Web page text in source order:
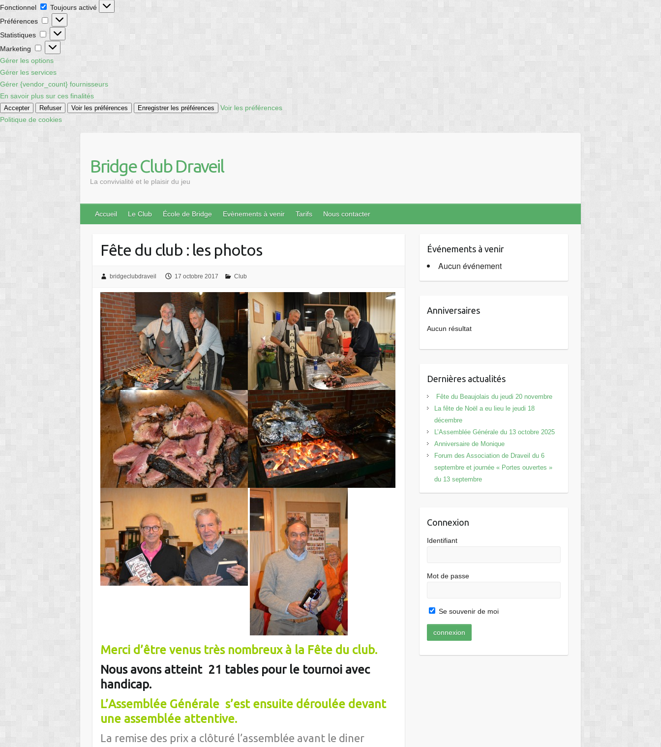
Fonctionnel
Fonctionnel
Toujours activé
Préférences
Préférences
Statistiques Statistiques
Marketing
Marketing
Gérer les options
Gérer les services
Gérer {vendor_count} fournisseurs
En savoir plus sur ces finalités
Accepter Refuser Voir les préférences Enregistrer les préférences
Voir les préférences
Politique de cookies
to
Bridge Club Draveil
La convivialité et le plaisir du jeu
Accueil Le Club École de Bridge Evènements à venir Tarifs Nous contacter
Fête du club : les photos
bridgeclubdraveil 17 octobre 2017 Club
Merci d’être venus très nombreuxà la Fête du club.
Nous avons atteint 21 tables pour le tournoi avec
handicap.
L’Assemblée Générale s’est ensuite déroulée devant
une assemblée attentive.
La remise des prix a clôturé l’assemblée avant le diner
Événements à venir
Aucun événement
Anniversaires
Aucun résultat
Dernières actualités
Fête du Beaujolais du jeudi 20 novembre
La fête de Noël a eu lieu le jeudi 18
décembre
L’Assemblée Générale du 13 octobre 2025
Anniversaire de Monique
Forum des Association de Draveil du 6
septembre et journée « Portes ouvertes »
du 13 septembre
Connexion
Identifiant
Mot de passe
Se souvenir de moi